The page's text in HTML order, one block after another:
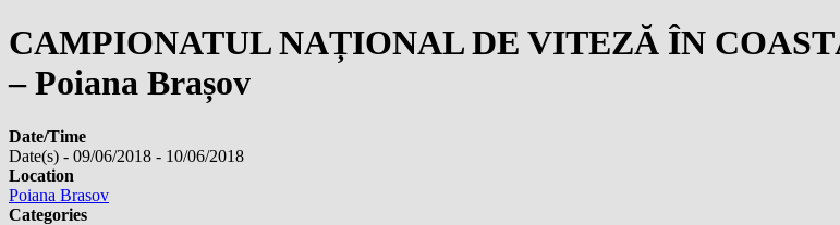
CAMPIONATUL NAȚIONAL DE VITEZĂ ÎN
– Poiana Brașov
Date/Time
Date(s) - 09/06/2018 - 10/06/2018
Location
Poiana Brasov
Categories